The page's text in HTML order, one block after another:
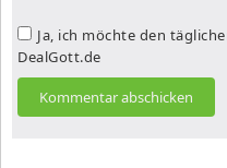
Ja, ich möchte den
DealGott.de